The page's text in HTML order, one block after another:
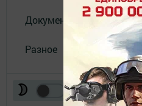
Документы
Разное